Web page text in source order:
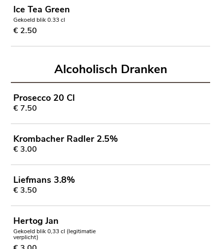
Ice Tea Green
Gekoeld blik 0.33 cl
€ 2.50
Alcoholisch Dranken
Prosecco 20 Cl
€ 7.50
Krombacher Radler 2.5%
€ 3.00
Liefmans 3.8%
€ 3.50
Hertog Jan
Gekoeld blik 0,33 cl (legitimatie
verplicht)